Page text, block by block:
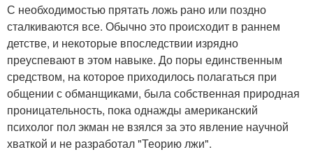
С необходимостью прятать ложь рано или поздно
сталкиваются все. Обычно это происходит в раннем
детстве, и некоторые впоследствии изрядно
преуспевают в этом навыке. До поры единственным
средством, на которое приходилось полагаться при
общении с обманщиками, была собственная природная
проницательность, пока однажды американский
психолог пол экман не взялся за это явление научной
хваткой и не разработал "Теорию лжи".